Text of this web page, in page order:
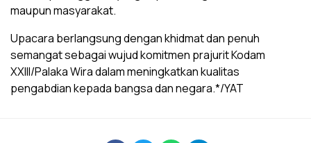
maupun masyarakat.
Upacara berlangsung dengan khidmat dan penuh
semangat sebagai wujud komitmen prajurit Kodam
XXIII/Palaka Wira dalam meningkatkan kualitas
pengabdian kepada bangsa dan negara.*/YAT